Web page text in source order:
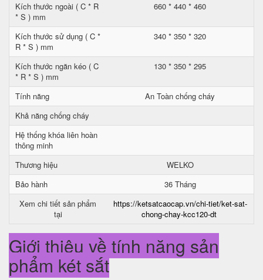
Kích thước ngoài ( C * R
* S ) mm
660 * 440 * 460
Kích thước sử dụng ( C *
R * S ) mm
340 * 350 * 320
Kích thước ngăn kéo ( C
* R * S ) mm
130 * 350 * 295
Tính năng
An Toàn chống cháy
Khả năng chống cháy
Hệ thống khóa liên hoàn
thông minh
Thương hiệu
WELKO
Bảo hành
36 Tháng
Xem chi tiết sản phẩm
tại
https://ketsatcaocap.vn/chi-tiet/ket-sat-
chong-chay-kcc120-dt
Giới thiệu về tính năng sản
phẩm két sắt